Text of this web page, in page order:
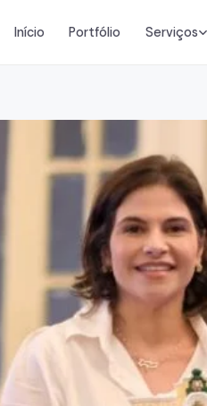
Início Portfólio Serviços
Estúdio de Música
Gravação, produção,
Fotografia & Vídeo
Eventos, produtos,
videoclips
Kadhun
Loja Streetwear